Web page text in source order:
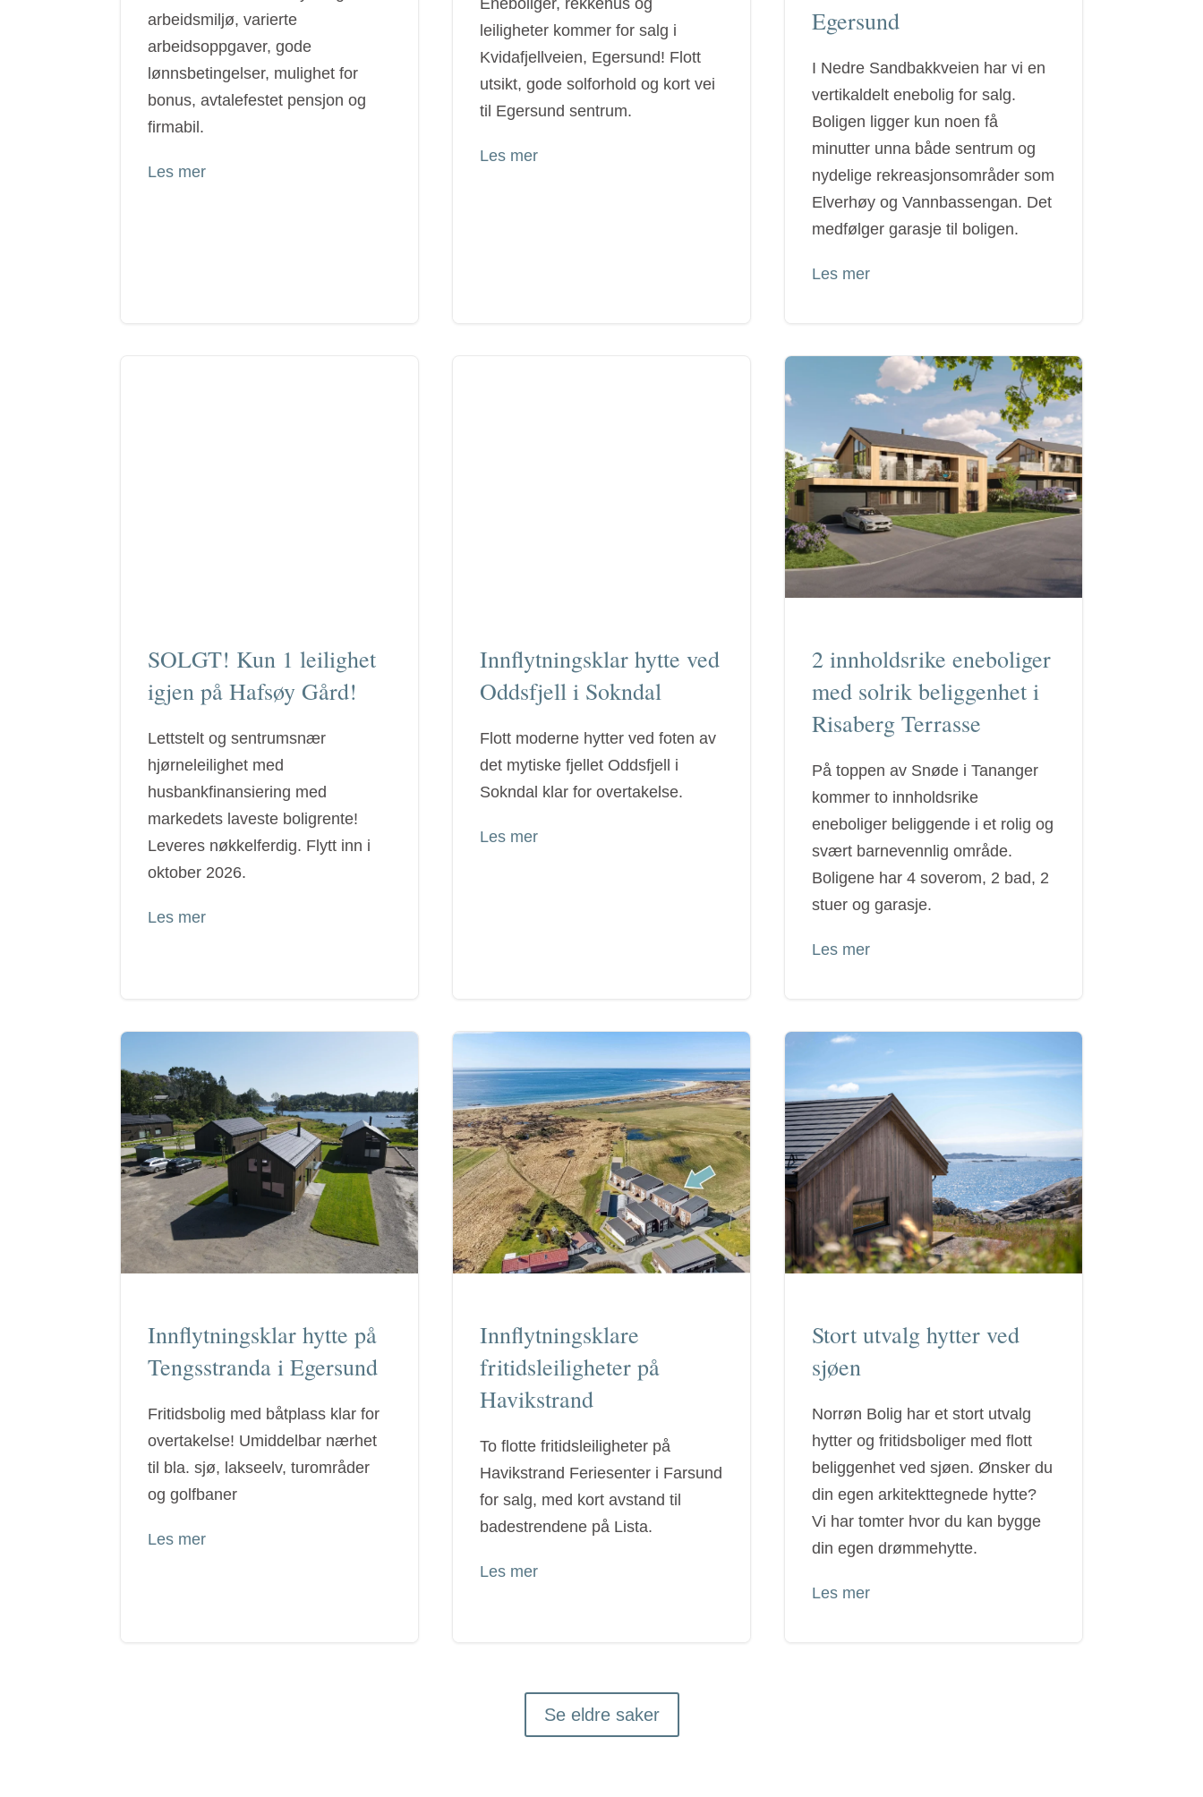
arbeidsmiljø, varierte
arbeidsoppgaver, gode
lønnsbetingelser, mulighet for
bonus, avtalefestet pensjon og
firmabil.
Les mer
Eneboliger, rekkehus og
leiligheter kommer for salg i
Kvidafjellveien, Egersund! Flott
utsikt, gode solforhold og kort vei
til Egersund sentrum.
Les mer
Egersund
I Nedre Sandbakkveien har vi en
vertikaldelt enebolig for salg.
Boligen ligger kun noen få
minutter unna både sentrum og
nydelige rekreasjonsområder som
Elverhøy og Vannbassengan. Det
medfølger garasje til boligen.
Les mer
SOLGT! Kun 1 leilighet
igjen på Hafsøy Gård!
Lettstelt og sentrumsnær
hjørneleilighet med
husbankfinansiering med
markedets laveste boligrente!
Leveres nøkkelferdig. Flytt inn i
oktober 2026.
Les mer
Innflytningsklar hytte ved
Oddsfjell i Sokndal
Flott moderne hytter ved foten av
det mytiske fjellet Oddsfjell i
Sokndal klar for overtakelse.
Les mer
2 innholdsrike eneboliger
med solrik beliggenhet i
Risaberg Terrasse
På toppen av Snøde i Tananger
kommer to innholdsrike
eneboliger beliggende i et rolig og
svært barnevennlig område.
Boligene har 4 soverom, 2 bad, 2
stuer og garasje.
Les mer
Innflytningsklar hytte på
Tengsstranda i Egersund
Fritidsbolig med båtplass klar for
overtakelse! Umiddelbar nærhet
til bla. sjø, lakseelv, turområder
og golfbaner
Les mer
Innflytningsklare
fritidsleiligheter på
Havikstrand
To flotte fritidsleiligheter på
Havikstrand Feriesenter i Farsund
for salg, med kort avstand til
badestrendene på Lista.
Les mer
Stort utvalg hytter ved
sjøen
Norrøn Bolig har et stort utvalg
hytter og fritidsboliger med flott
beliggenhet ved sjøen. Ønsker du
din egen arkitekttegnede hytte?
Vi har tomter hvor du kan bygge
din egen drømmehytte.
Les mer
Se eldre saker